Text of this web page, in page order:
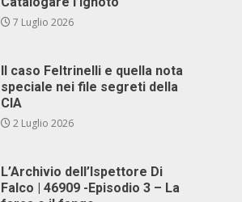
7 Luglio 2026
Il caso Feltrinelli e quella nota
speciale nei file segreti della
CIA
2 Luglio 2026
L’Archivio dell’Ispettore Di
Falco | 46909 -Episodio 3 – La